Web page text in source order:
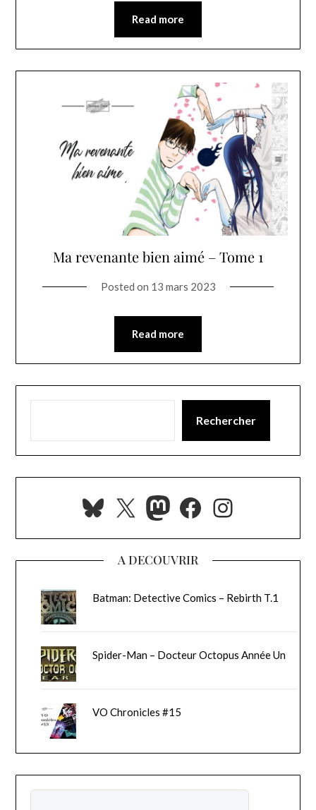
Read more
Ma revenante bien aimé – Tome 1
Posted on 13 mars 2023
Read more
Rechercher
Bluesky
X Mastodon
Facebook
A DECOUVRIR
Batman: Detective Comics – Rebirth T.1
Spider-Man – Docteur Octopus Année Un
VO Chronicles #15